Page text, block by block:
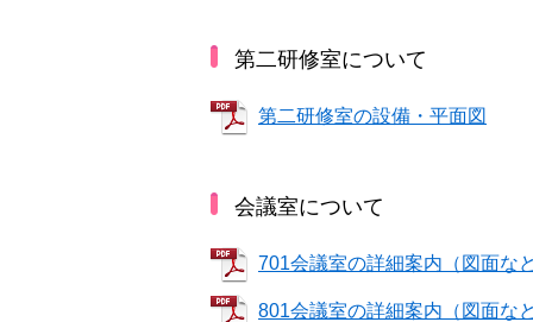
第二研修室について
第二研修室の設備・平面図
会議室について
701会議室の詳細案内（図面など
801会議室の詳細案内（図面など